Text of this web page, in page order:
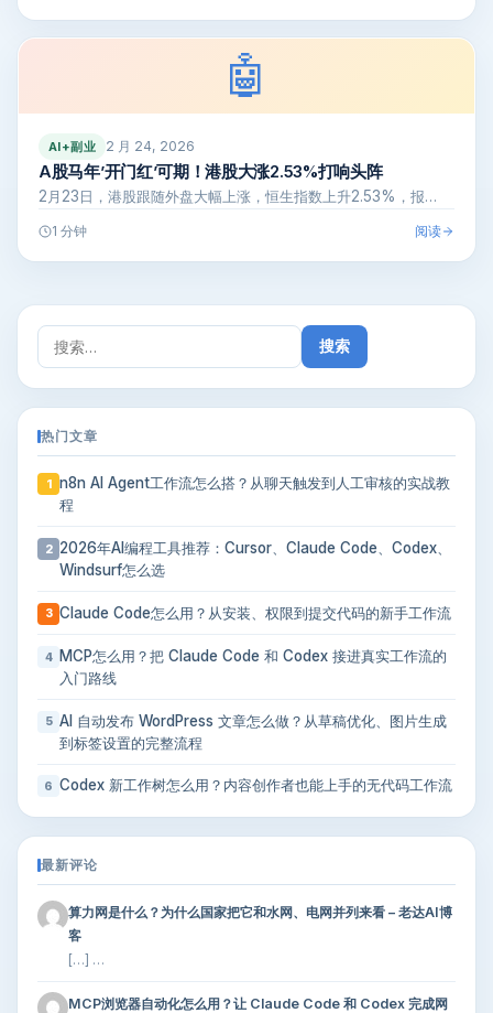
🤖
AI+副业 2 月 24, 2026
A股马年’开门红’可期！港股大涨2.53%打响头阵
2月23日，港股跟随外盘大幅上涨，恒生指数上升2.53%，报…
1 分钟 阅读
索：
热门文章
1 n8n AI Agent工作流怎么搭？从聊天触发到人工审核的实战教
程
2 2026年AI编程工具推荐：Cursor、Claude Code、Codex、
Windsurf怎么选
3 Claude Code怎么用？从安装、权限到提交代码的新手工作流
4
MCP怎么用？把 Claude Code 和 Codex 接进真实工作流的
入门路线
5 AI 自动发布 WordPress 文章怎么做？从草稿优化、图片生成
到标签设置的完整流程
6 Codex 新工作树怎么用？内容创作者也能上手的无代码工作流
最新评论
算力网是什么？为什么国家把它和水网、电网并列来看 – 老达AI博
客
[…] …
MCP浏览器自动化怎么用？让 Claude Code 和 Codex 完成网